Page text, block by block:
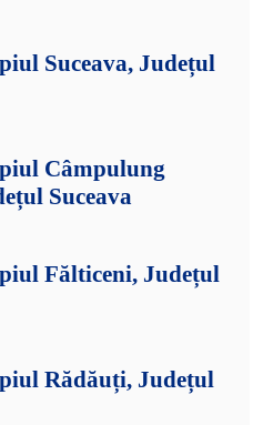
Suceava, Județul
Câmpulung
Suceava
Fălticeni, Județul
Rădăuți, Județul